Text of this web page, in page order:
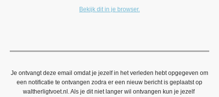
Bekijk dit in je browser.
Je ontvangt deze email omdat je jezelf in het verleden hebt opgegeven om
een notificatie te ontvangen zodra er een nieuw bericht is geplaatst op
waltherligtvoet.nl. Als je dit niet langer wil ontvangen kun je jezelf